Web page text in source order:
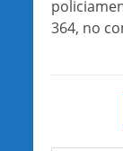
364, no